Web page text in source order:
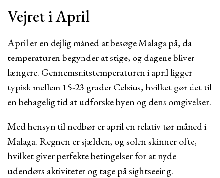
Vejret i April
April er en dejlig måned at besøge Malaga på, da
temperaturen begynder at stige, og dagene bliver
længere. Gennemsnitstemperaturen i april ligger
typisk mellem 15-23 grader Celsius, hvilket gør det til
en behagelig tid at udforske byen og dens omgivelser.
Med hensyn til nedbør er april en relativ tør måned i
Malaga. Regnen er sjælden, og solen skinner ofte,
hvilket giver perfekte betingelser for at nyde
udendørs aktiviteter og tage på sightseeing.